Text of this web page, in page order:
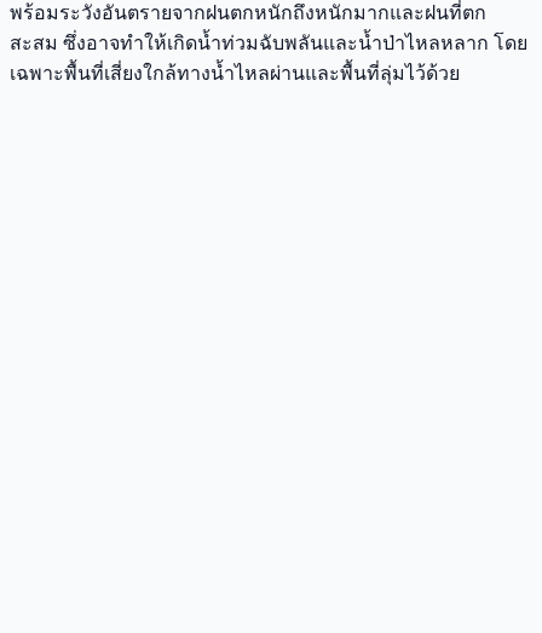
พร้อมระวังอันตรายจากฝนตกหนักถึงหนักมากและฝนที่ตก
สะสม ซึ่งอาจทำให้เกิดน้ำท่วมฉับพลันและน้ำป่าไหลหลาก โดย
เฉพาะพื้นที่เสี่ยงใกล้ทางน้ำไหลผ่านและพื้นที่ลุ่มไว้ด้วย